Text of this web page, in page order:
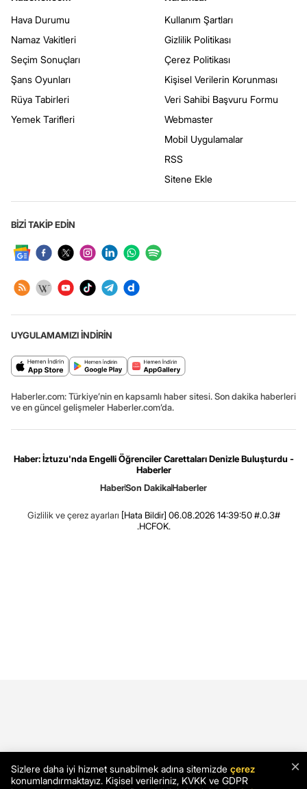
Hava Durumu
Namaz Vakitleri
Seçim Sonuçları
Şans Oyunları
Rüya Tabirleri
Yemek Tarifleri
Kullanım Şartları
Gizlilik Politikası
Çerez Politikası
Kişisel Verilerin Korunması
Veri Sahibi Başvuru Formu
Webmaster
Mobil Uygulamalar
RSS
Sitene Ekle
BİZİ TAKİP EDİN
UYGULAMAMIZI İNDİRİN
Haberler.com: Türkiye’nin en kapsamlı haber sitesi. Son dakika haberleri
ve en güncel gelişmeler Haberler.com’da.
Haber: İztuzu'nda Engelli Öğrenciler Carettaları Denizle Buluşturdu -
Haberler
HaberSon DakikaHaberler
Gizlilik ve çerez ayarları [Hata Bildir] 06.08.2026 14:39:50 #.0.3#
.HCFOK.
×
Sizlere daha iyi hizmet sunabilmek adına sitemizde çerez
konumlandırmaktayız. Kişisel verileriniz, KVKK ve GDPR